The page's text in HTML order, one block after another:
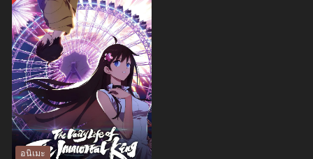
เมะ
Fantasy
Bishoujo
Juniku
Ojisan
to
เกิด
ใหม่
อนิเมะ